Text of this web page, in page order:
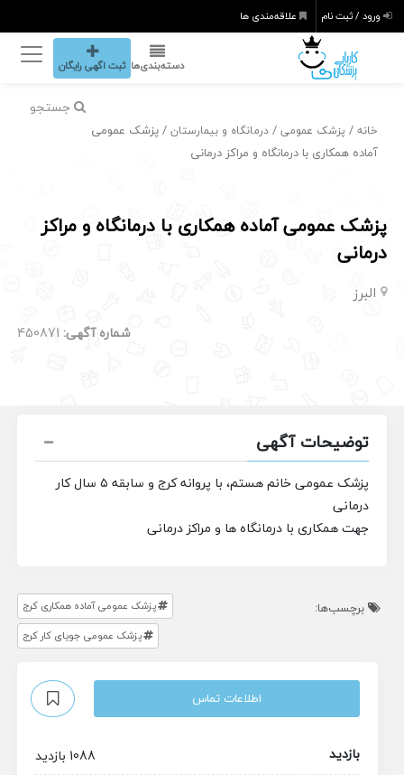
ورود / ثبت نام علاقه‌مندی ها
دسته‌بندی‌ها ثبت اگهی رایگان
جستجو
خانه / پزشک عمومی /درمانگاه و بیمارستان / پزشک عمومی
آماده همکاری با درمانگاه و مراکز درمانی
پزشک عمومی آماده همکاری با درمانگاه و مراکز
درمانی
البرز
شماره آگهی: 450871
توضیحات آگهی
پزشک عمومی خانم هستم،
با پروانه کرج و سابقه ۵ سال کار
درمانی
جهت همکاری با درمانگاه ها و مراکز درمانی
برچسب‌ها:
پزشک عمومی آماده همکاری کرج
پزشک عمومی جویای کار کرج
اطلاعات تماس
بازدید
1088 بازدید